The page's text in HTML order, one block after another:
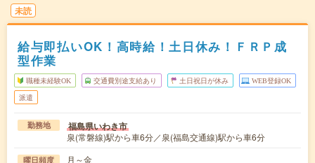
未読
給与即払いOK！高時給！土日休み！ＦＲＰ成
型作業
職種未経験OK 交通費別途支給あり 土日祝日が休み WEB登録OK
派遣
勤務地 福島県いわき市
泉(常磐線)駅から車6分／泉(福島交通線)駅から車6分
曜日頻度 月～金